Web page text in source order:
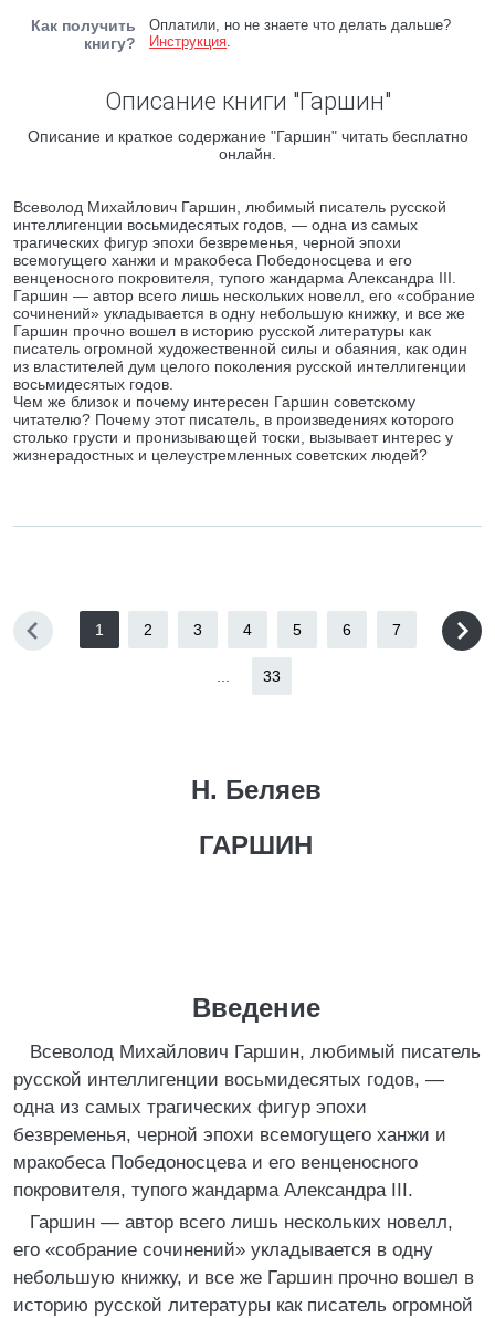
Как получить
книгу?
Оплатили, но не знаете что делать дальше?
Инструкция.
Описание книги "Гаршин"
Описание и краткое содержание "Гаршин" читать бесплатно
онлайн.
Всеволод Михайлович Гаршин, любимый писатель русской
интеллигенции восьмидесятых годов, — одна из самых
трагических фигур эпохи безвременья, черной эпохи
всемогущего ханжи и мракобеса Победоносцева и его
венценосного покровителя, тупого жандарма Александра III.
Гаршин — автор всего лишь нескольких новелл, его «собрание
сочинений» укладывается в одну небольшую книжку, и все же
Гаршин прочно вошел в историю русской литературы как
писатель огромной художественной силы и обаяния, как один
из властителей дум целого поколения русской интеллигенции
восьмидесятых годов.
Чем же близок и почему интересен Гаршин советскому
читателю? Почему этот писатель, в произведениях которого
столько грусти и пронизывающей тоски, вызывает интерес у
жизнерадостных и целеустремленных советских людей?
1 2 3 4 5 6 7
33
Н. Беляев
ГАРШИН
Введение
Всеволод Михайлович Гаршин, любимый писатель
русской интеллигенции восьмидесятых годов, —
одна из самых трагических фигур эпохи
безвременья, черной эпохи всемогущего ханжи и
мракобеса Победоносцева и его венценосного
покровителя, тупого жандарма Александра III.
Гаршин — автор всего лишь нескольких новелл,
его «собрание сочинений» укладывается в одну
небольшую книжку, и все же Гаршин прочно вошел в
историю русской литературы как писатель огромной